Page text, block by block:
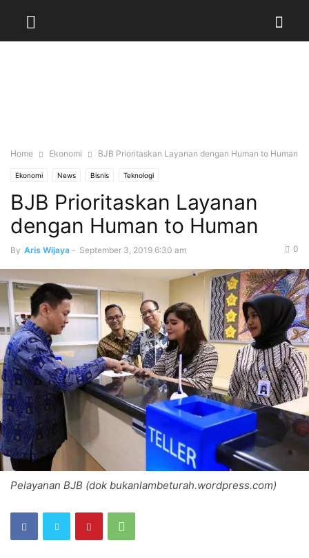
Home Ekonomi BJB Prioritaskan Layanan dengan Human to Human
Ekonomi News Bisnis Teknologi
BJB Prioritaskan Layanan
dengan Human to Human
By Aris Wijaya - September 3, 2019 6:30 am 0
Pelayanan BJB (dok bukanlambeturah.wordpress.com)